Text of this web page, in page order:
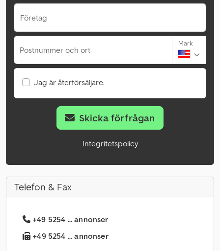
Företag
Postnummer och ort
Mark
Jag är återförsäljare.
Skicka förfrågan
Integritetspolicy
Telefon & Fax
+49 5254 ... annonser
+49 5254 ... annonser